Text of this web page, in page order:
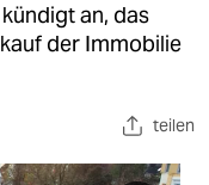
an, das
der Immobilie
teilen